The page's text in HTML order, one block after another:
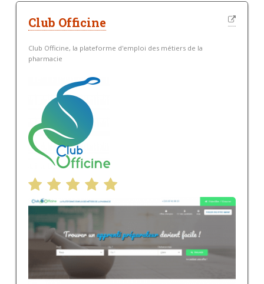
Club Officine
Club Officine, la plateforme d'emploi des métiers de la
pharmacie